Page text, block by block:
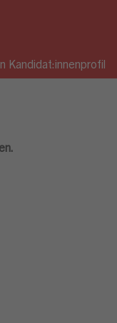
Kandidat:innenprofil